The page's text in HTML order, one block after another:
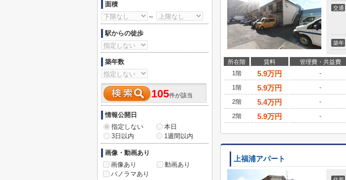
交通
築年
所在階 賃料 管理費・共益費
1階
5.9万円 -
1階
5.9万円 -
2階
5.4万円 -
2階
5.9万円 -
上福浦アパート
面積
～
駅からの徒歩
築年数
105件が該当
情報公開日
指定しない
本日
3日以内
1週間以内
画像・動画あり
画像あり
動画あり
パノラマあり